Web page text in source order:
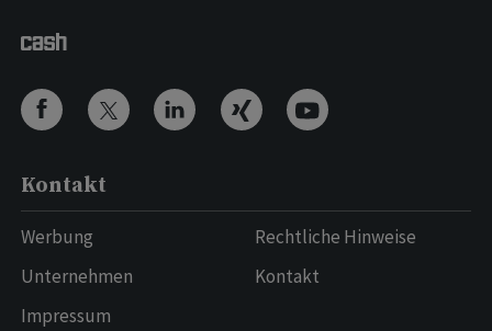
Kontakt
Werbung
Unternehmen
Impressum
Rechtliche Hinweise
Kontakt